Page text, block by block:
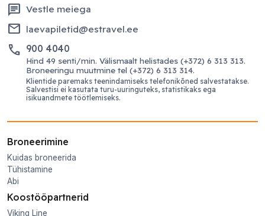
chat Vestle meiega
email laevapiletid@estravel.ee
phone 900 4040
Hind 49 senti/min. Välismaalt helistades (+372) 6 313 313.
Broneeringu muutmine tel (+372) 6 313 314.
Klientide paremaks teenindamiseks telefonikõned salvestatakse.
Salvestisi ei kasutata turu-uuringuteks, statistikaks ega
isikuandmete töötlemiseks.
Broneerimine
Kuidas broneerida
Tühistamine
Abi
Koostööpartnerid
Viking Line